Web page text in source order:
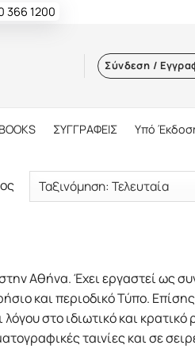
366 1200
Σύνδεση /
ΣΥΓΓΡΑΦΕΙΣ Υπό
Αθήνα. Έχει εργαστεί ως
και περιοδικό Τύπο.
στο ιδιωτικό και κρατικό
ταινίες και σε